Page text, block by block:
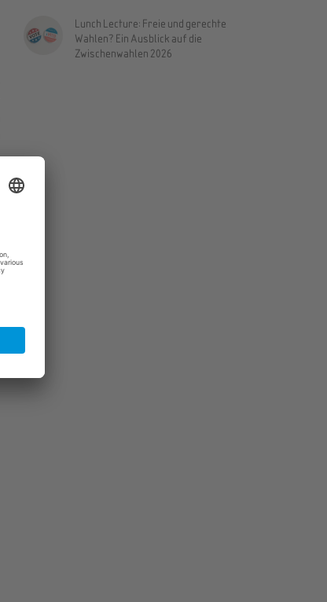
Lunch Lecture: Freie und gerechte
Wahlen? Ein Ausblick auf die
Zwischenwahlen 2026